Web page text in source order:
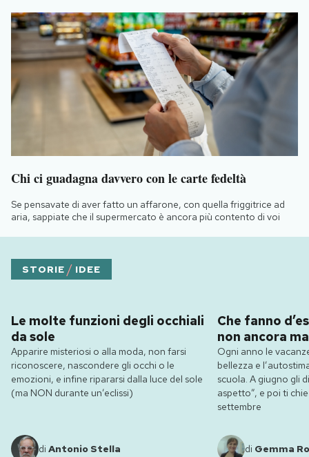
Chi ci guadagna davvero con le carte fedeltà
Se pensavate di aver fatto un affarone, con quella friggitrice ad
aria, sappiate che il supermercato è ancora più contento di voi
STORIE / IDEE
Le molte funzioni degli occhiali
da sole
Apparire misteriosi o alla moda, non farsi
riconoscere, nascondere gli occhi o le
emozioni, e infine ripararsi dalla luce del sole
(ma NON durante un’eclissi)
di Antonio Stella
Che fanno
non ancora
Ogni anno le
bellezza e
scuola. A giugno gli
aspetto”, e poi ti
settembre
di Gemma